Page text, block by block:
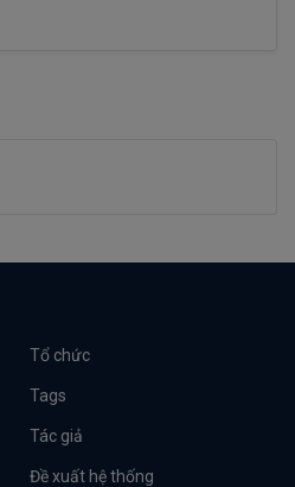
Tổ chức
Tags
Tác giả
Đề xuất hệ thống